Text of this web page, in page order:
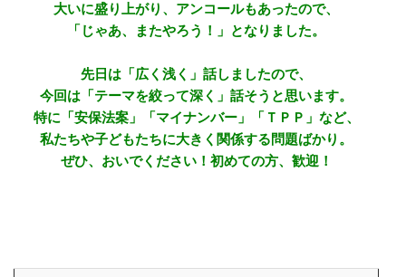
大いに盛り上がり、アンコールもあったので、
「じゃあ、またやろう！」となりました。
先日は「広く浅く」話しましたので、
今回は「テーマを絞って深く」話そうと思います。
特に「安保法案」「マイナンバー」「ＴＰＰ」など、
私たちや子どもたちに大きく関係する問題ばかり。
ぜひ、おいでください！初めての方、歓迎！